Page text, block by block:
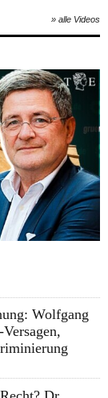
» alle Videos
Wolfgang